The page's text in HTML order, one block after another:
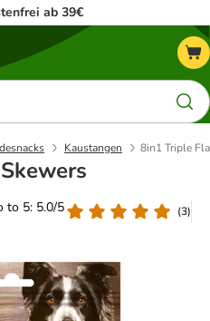
ab 39€
Kaustangen 8in1 Triple
to 5: 5.0/5
(3)